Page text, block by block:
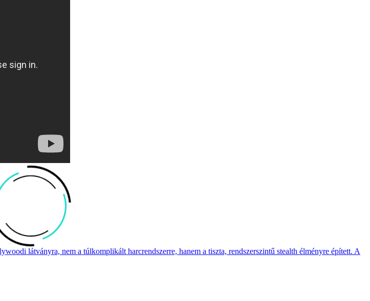
látványra, nem a túlkomplikált harcrendszerre, hanem a tiszta, rendszerszintű stealth élményre épített. A